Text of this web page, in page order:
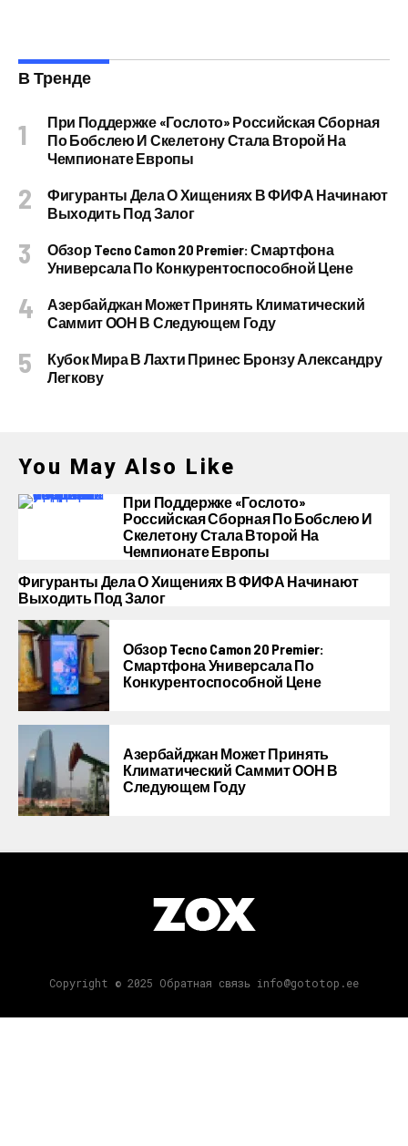
В Тренде
При Поддержке «Гослото» Российская Сборная
По Бобслею И Скелетону Стала Второй На
Чемпионате Европы
Фигуранты Дела О Хищениях В ФИФА Начинают
Выходить Под Залог
Обзор Tecno Camon 20 Premier: Смартфона
Универсала По Конкурентоспособной Цене
Азербайджан Может Принять Климатический
Саммит ООН В Следующем Году
Кубок Мира В Лахти Принес Бронзу Александру
Легкову
You May Also Like
При Поддержке «Гослото»
Российская Сборная По Бобслею И
Скелетону Стала Второй На
Чемпионате Европы
Фигуранты Дела О Хищениях В ФИФА Начинают
Выходить Под Залог
Обзор Tecno Camon 20 Premier:
Смартфона Универсала По
Конкурентоспособной Цене
Азербайджан Может Принять
Климатический Саммит ООН В
Следующем Году
Copyright © 2025 Обратная связь info@gototop.ee